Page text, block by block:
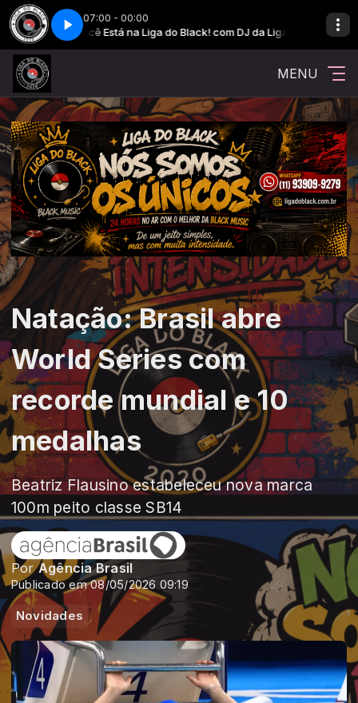
07:00 - 00:00
Você Está na Liga do Black! com DJ da LigaVocê Está na
MENU
Natação: Brasil abre
World Series com
recorde mundial e 10
medalhas
Beatriz Flausino estabeleceu nova marca
100m peito classe SB14
PorAgência Brasil
Publicado em 08/05/2026 09:19
Novidades